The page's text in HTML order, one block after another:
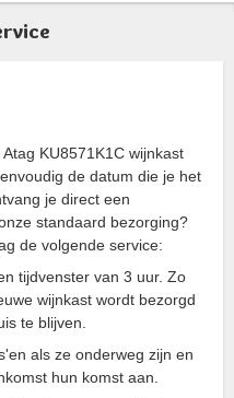
KU8571K1C wijnkast
de datum die je het
je direct een
standaard bezorging?
de volgende service:
tijdvenster van 3 uur. Zo
wijnkast wordt bezorgd
te blijven.
als ze onderweg zijn en
hun komst aan.